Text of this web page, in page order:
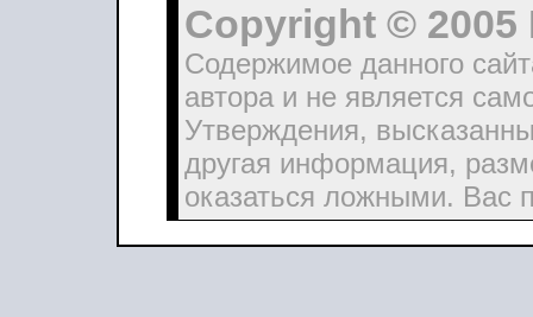
Copyright © 2005
Содержимое данного
автора и не является
Утверждения,
другая информация,
оказаться ложными. Вас